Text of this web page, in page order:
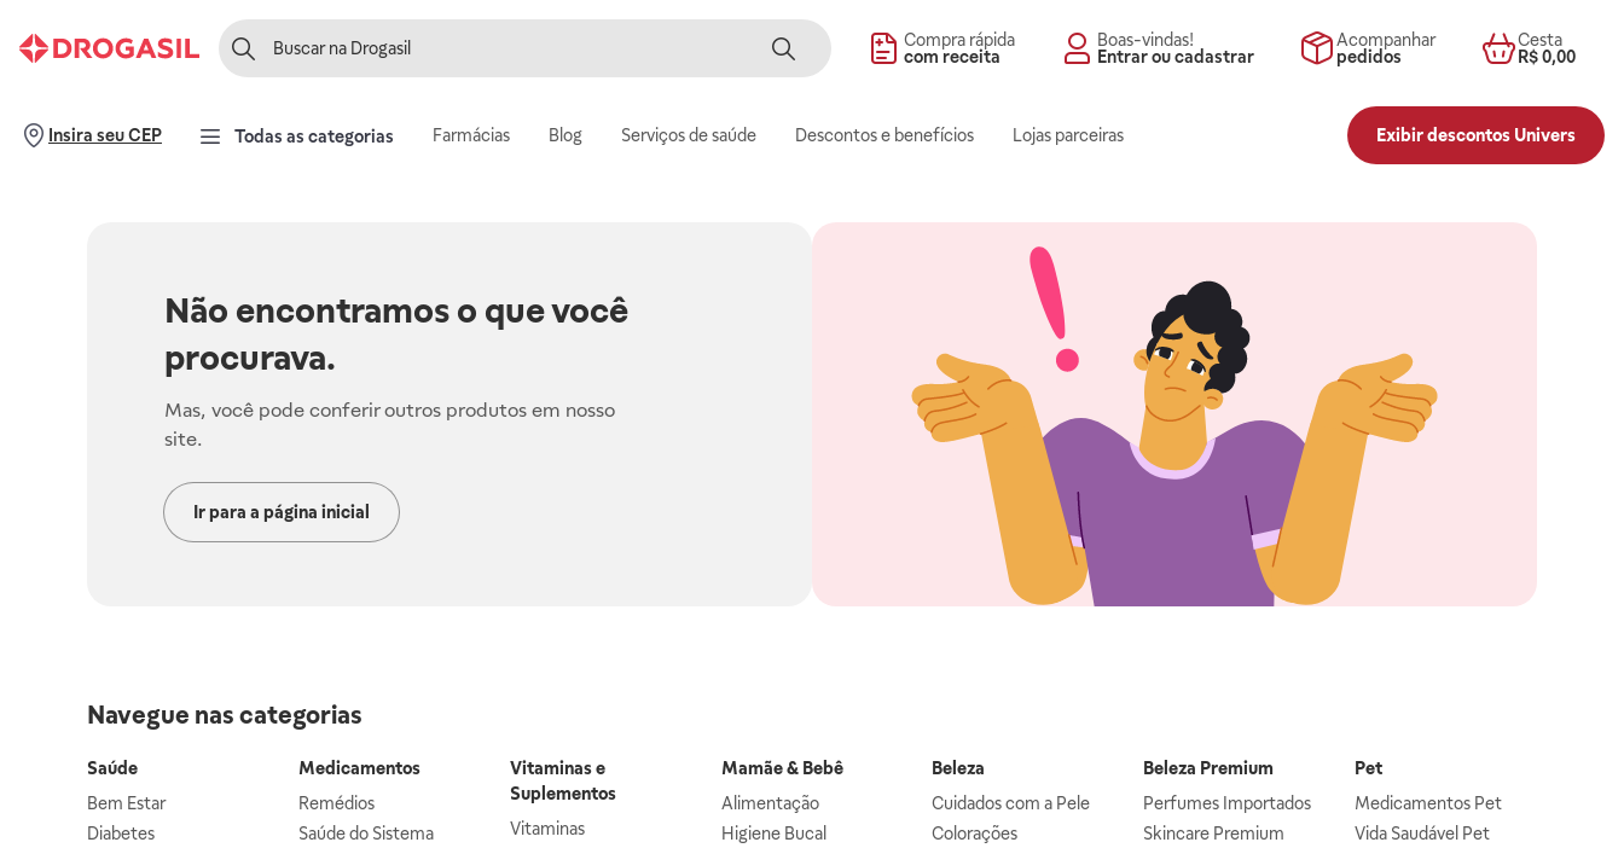
Compra rápida
com receita
Boas-vindas!
Entrar ou cadastrar
Acompanhar
pedidos
Cesta
R$ 0,00
Insira seu CEP Todas as categorias Farmácias Blog Serviços de saúde Descontos e benefícios Lojas parceiras Exibir descontos Univers
Não encontramos o que você
procurava.
Mas, você pode conferir outros produtos em nosso
site.
Ir para a página inicial
Navegue nas categorias
Saúde
Bem Estar
Diabetes
Medicamentos
Remédios
Saúde do Sistema
Vitaminas e
Suplementos
Vitaminas
Mamãe & Bebê
Alimentação
Higiene Bucal
Beleza
Cuidados com a Pele
Colorações
Beleza Premium
Perfumes Importados
Skincare Premium
Pet
Medicamentos Pet
Vida Saudável Pet